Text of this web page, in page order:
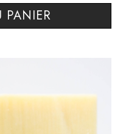
PANIER